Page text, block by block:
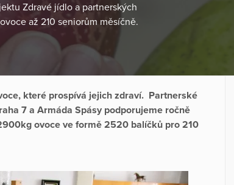
Zdravé jídlo a partnerských
až 210 seniorům měsíčně.
které prospívá jejich zdraví. Partnerské
7 a Armáda Spásy podporujeme ročně
ovoce ve formě 2520 balíčků pro 210